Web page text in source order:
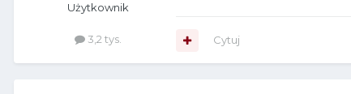
Użytkownik
3,2 tys. Cytuj